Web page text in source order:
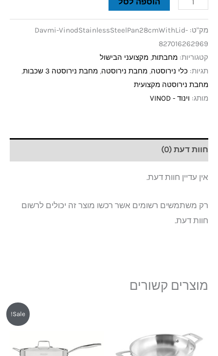
מק"ט: Davmi-VinodStainlessSteelPan28cmWithLid-
827016262969
קטגוריות: מחבתות, מקצועני הבישול
תגיות: כלי נירוסטה, מחבת נירוסטה, מחבת נירוסטה 3 שכבות
,
מחבת נירוסטה מקצועית
מותג: וינוד - VINOD
חוות דעת (0)
אין עדיין חוות דעת.
רק משתמשים רשומים אשר רכשו מוצר זה יכולים לרשום
חוות דעת.
מוצרים קשורים
Sale!